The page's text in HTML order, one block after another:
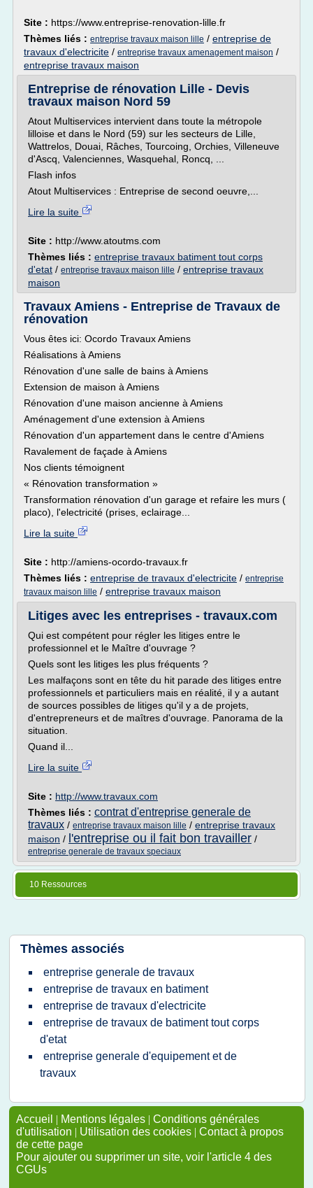
Site : https://www.entreprise-renovation-lille.fr
Thèmes liés : entreprise travaux maison lille / entreprise de
travaux d'electricite / entreprise travaux amenagement maison /
entreprise travaux maison
Entreprise de rénovation Lille - Devis
travaux maison Nord 59
Atout Multiservices intervient dans toute la métropole
lilloise et dans le Nord (59) sur les secteurs de Lille,
Wattrelos, Douai, Râches, Tourcoing, Orchies, Villeneuve
d'Ascq, Valenciennes, Wasquehal, Roncq, ...
Flash infos
Atout Multiservices : Entreprise de second oeuvre,...
Lire la suite
Site : http://www.atoutms.com
Thèmes liés : entreprise travaux batiment tout corps
d'etat / entreprise travaux maison lille / entreprise travaux
maison
Travaux Amiens - Entreprise de Travaux de
rénovation
Vous êtes ici: Ocordo Travaux Amiens
Réalisations à Amiens
Rénovation d'une salle de bains à Amiens
Extension de maison à Amiens
Rénovation d'une maison ancienne à Amiens
Aménagement d'une extension à Amiens
Rénovation d'un appartement dans le centre d'Amiens
Ravalement de façade à Amiens
Nos clients témoignent
« Rénovation transformation »
Transformation rénovation d'un garage et refaire les murs (
placo), l'electricité (prises, eclairage...
Lire la suite
Site : http://amiens-ocordo-travaux.fr
Thèmes liés : entreprise de travaux d'electricite / entreprise
travaux maison lille / entreprise travaux maison
Litiges avec les entreprises - travaux.com
Qui est compétent pour régler les litiges entre le
professionnel et le Maître d'ouvrage ?
Quels sont les litiges les plus fréquents ?
Les malfaçons sont en tête du hit parade des litiges entre
professionnels et particuliers mais en réalité, il y a autant
de sources possibles de litiges qu'il y a de projets,
d'entrepreneurs et de maîtres d'ouvrage. Panorama de la
situation.
Quand il...
Lire la suite
Site : http://www.travaux.com
Thèmes liés : contrat d'entreprise generale de
travaux / entreprise travaux maison lille / entreprise travaux
maison / l'entreprise ou il fait bon travailler /
entreprise generale de travaux speciaux
10 Ressources
Thèmes associés
entreprise generale de travaux
entreprise de travaux en batiment
entreprise de travaux d'electricite
entreprise de travaux de batiment tout corps
d'etat
entreprise generale d'equipement et de
travaux
Accueil | Mentions légales | Conditions générales
d'utilisation | Utilisation des cookies | Contact à propos
de cette page
Pour ajouter ou supprimer un site, voir l'article 4 des
CGUs